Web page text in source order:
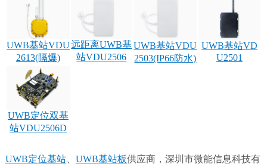
UWB基站VDU
2613(隔爆)
远距离UWB基
站VDU2506
UWB基站VDU
2503(IP66防水)
UWB基站VD
U2501
UWB定位双基
站VDU2506D
UWB定位基站、 UWB基站板供应商，深圳市微能信息科技有